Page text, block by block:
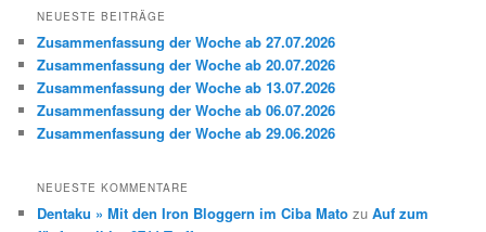
NEUESTE BEITRÄGE
Zusammenfassung der Woche ab 27.07.2026
Zusammenfassung der Woche ab 20.07.2026
Zusammenfassung der Woche ab 13.07.2026
Zusammenfassung der Woche ab 06.07.2026
Zusammenfassung der Woche ab 29.06.2026
NEUESTE KOMMENTARE
Dentaku » Mit den Iron Bloggern im Ciba Mato zuAuf zum